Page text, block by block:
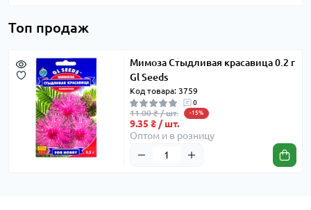
Топ продаж
Мимоза Стыдливая красавица 0.2 г
Gl Seeds
Код товара: 3759
0
11.00 ₴ / шт. -15%
9.35 ₴ / шт.
Оптом и в розницу